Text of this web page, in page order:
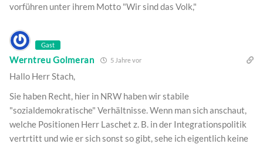
vorführen unter ihrem Motto "Wir sind das Volk,"
Gast
Werntreu Golmeran 5 Jahre vor
Hallo Herr Stach,
Sie haben Recht, hier in NRW haben wir stabile
"sozialdemokratische" Verhältnisse. Wenn man sich anschaut,
welche Positionen Herr Laschet z. B. in der Integrationspolitik
vertrtitt und wie er sich sonst so gibt, sehe ich eigentlich keine